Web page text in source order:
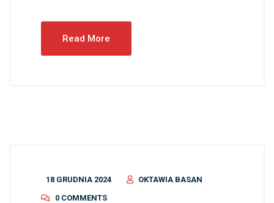
Read More
18 GRUDNIA 2024
OKTAWIA BASAN
0 COMMENTS